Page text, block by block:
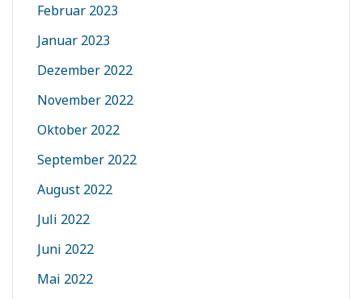
Februar 2023
Januar 2023
Dezember 2022
November 2022
Oktober 2022
September 2022
August 2022
Juli 2022
Juni 2022
Mai 2022